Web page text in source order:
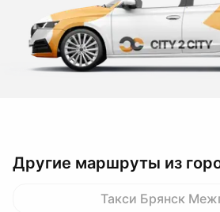
Другие маршруты из
Такси Брянск